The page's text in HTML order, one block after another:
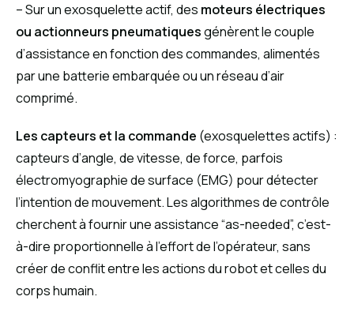
– Sur un exosquelette actif, des moteurs électriques
ou actionneurs pneumatiquesgénèrent le couple
d’assistance en fonction des commandes, alimentés
par une batterie embarquée ou un réseau d’air
comprimé.
Les capteurs et la commande (exosquelettes actifs) :
capteurs d’angle, de vitesse, de force, parfois
électromyographie de surface (EMG) pour détecter
l’intention de mouvement. Les algorithmes de contrôle
cherchent à fournir une assistance “as-needed”, c’est-
à-dire proportionnelle à l’effort de l’opérateur, sans
créer de conflit entre les actions du robot et celles du
corps humain.